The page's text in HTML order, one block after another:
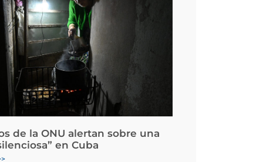
de la ONU alertan sobre una
en Cuba